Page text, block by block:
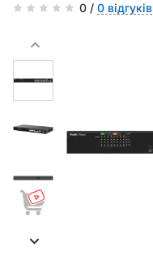
0 / 0 відгуків